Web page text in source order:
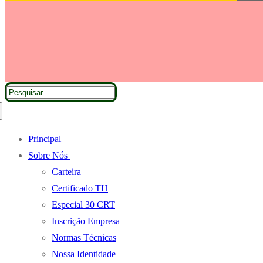
por:
Pesquisar
Principal
Sobre Nós
Carteira
Certificado TH
Especial 30 CRT
Inscrição Empresa
Normas Técnicas
Nossa Identidade